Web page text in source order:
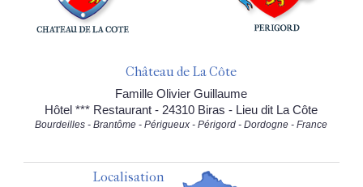
Château de La Côte
Famille Olivier Guillaume
Hôtel *** Restaurant - 24310 Biras - Lieu dit La Côte
Bourdeilles - Brantôme - Périgueux - Périgord - Dordogne - France
Localisation